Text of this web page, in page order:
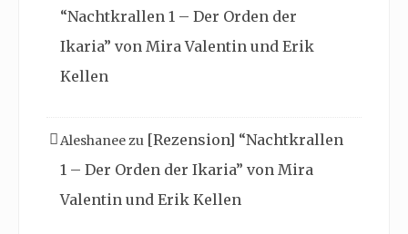
“Nachtkrallen 1 – Der Orden der
Ikaria” von Mira Valentin und Erik
Kellen
Aleshaneezu [Rezension] “Nachtkrallen
1 – Der Orden der Ikaria” von Mira
Valentin und Erik Kellen